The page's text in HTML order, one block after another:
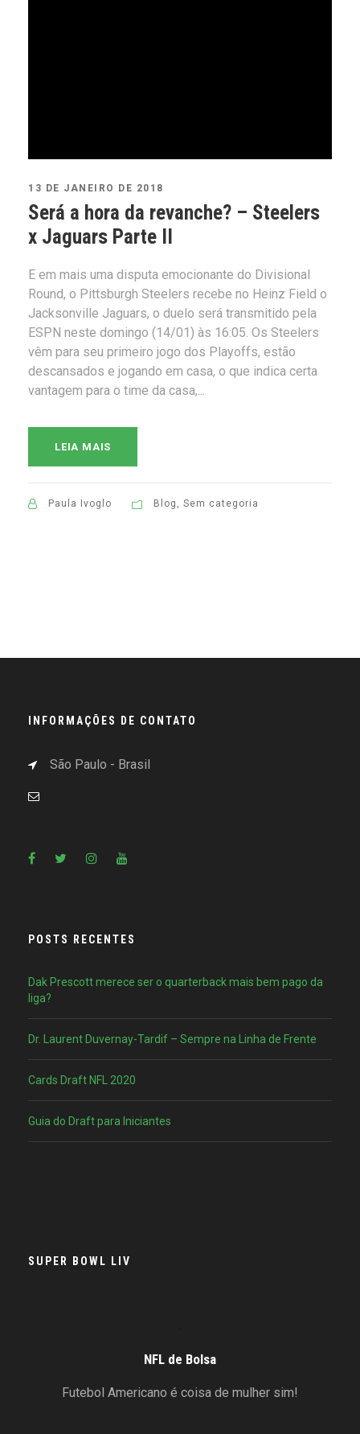
13 DE JANEIRO DE 2018
Será a hora da revanche? – Steelers
x Jaguars Parte II
E em mais uma disputa emocionante do Divisional
Round, o Pittsburgh Steelers recebe no Heinz Field o
Jacksonville Jaguars, o duelo será transmitido pela
ESPN neste domingo (14/01) às 16:05. Os Steelers
vêm para seu primeiro jogo dos Playoffs, estão
descansados e jogando em casa, o que indica certa
vantagem para o time da casa,...
LEIA MAIS
Paula Ivoglo Blog , Sem categoria
INFORMAÇÕES DE CONTATO
São Paulo - Brasil
POSTS RECENTES
Dak Prescott merece ser o quarterback mais bem pago da
liga?
Dr. Laurent Duvernay-Tardif – Sempre na Linha de Frente
Cards Draft NFL 2020
Guia do Draft para Iniciantes
SUPER BOWL LIV
NFL de Bolsa
Futebol Americano é coisa de mulher sim!